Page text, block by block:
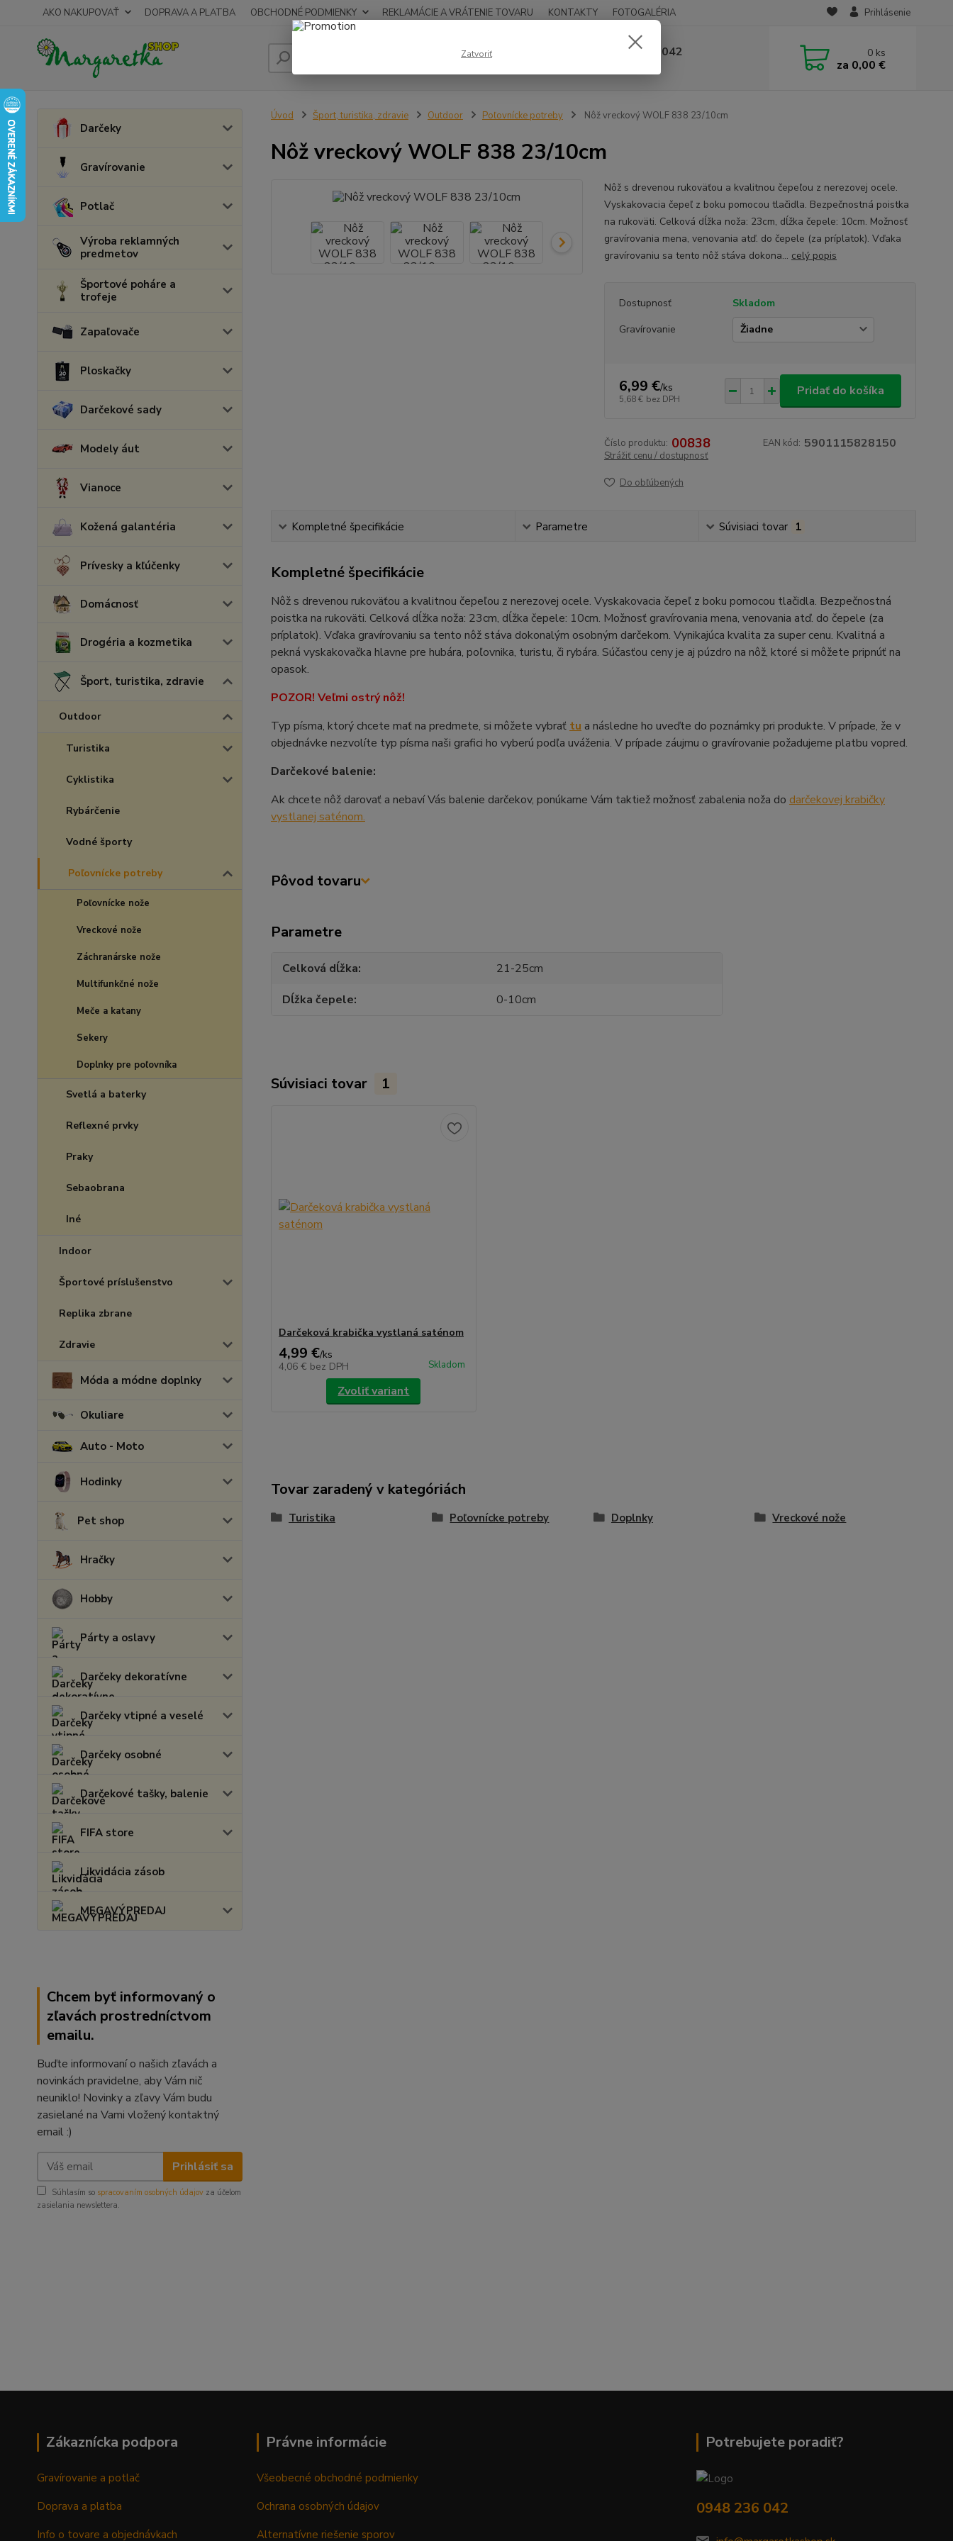
AKO NAKUPOVAŤ DOPRAVA A PLATBA OBCHODNÉ PODMIENKY REKLAMÁCIE A VRÁTENIE TOVARU KONTAKTY FOTOGALÉRIA Prihlásenie
Hľadať 0948 236 042 0 ks
za 0,00 €
Darčeky
Gravírovanie
Potlač
Výroba reklamných
predmetov
Športové poháre a
trofeje
Zapaľovače
Ploskačky
Darčekové sady
Modely áut
Vianoce
Kožená galantéria
Prívesky a kľúčenky
Domácnosť
Drogéria a kozmetika
Šport, turistika, zdravie
Outdoor
Turistika
Cyklistika
Rybárčenie
Vodné športy
Poľovnícke potreby
Poľovnícke nože
Vreckové nože
Záchranárske nože
Multifunkčné nože
Meče a katany
Sekery
Doplnky pre poľovníka
Svetlá a baterky
Reflexné prvky
Praky
Sebaobrana
Iné
Indoor
Športové príslušenstvo
Replika zbrane
Zdravie
Móda a módne doplnky
Okuliare
Auto - Moto
Hodinky
Pet shop
Hračky
Hobby
Párty a oslavy
Darčeky dekoratívne
Darčeky vtipné a veselé
Darčeky osobné
Darčekové tašky, balenie
FIFA store
Likvidácia zásob
MEGAVÝPREDAJ
Chcem byť informovaný o
zľavách prostredníctvom
emailu.
Buďte informovaní o našich zľavách a
novinkách pravidelne, aby Vám nič
neuniklo! Novinky a zľavy Vám budu
zasielané na Vami vložený kontaktný
email :)
Prihlásiť sa
Súhlasím so spracovaním osobných údajov za účelom
zasielania newslettera.
Úvod Šport, turistika, zdravie Outdoor Poľovnícke potreby Nôž vreckový WOLF 838 23/10cm
Nôž vreckový WOLF 838 23/10cm
Nôž s drevenou rukoväťou a kvalitnou čepeľou z nerezovej ocele.
Vyskakovacia čepeľ z boku pomocou tlačidla. Bezpečnostná poistka
na rukoväti. Celková dĺžka noža: 23cm, dĺžka čepele: 10cm. Možnosť
gravírovania mena, venovania atď. do čepele (za príplatok). Vďaka
gravírovaniu sa tento nôž stáva dokona... celý popis
Dostupnosť
Skladom
Gravírovanie
6,99 €/ks
5,68 € bez DPH
Pridať do košíka
Číslo produktu: 00838 EAN kód: 5901115828150
Strážiť cenu / dostupnosť
Do obľúbených
Kompletné špecifikácie Parametre Súvisiaci tovar 1
Kompletné špecifikácie
Nôž s drevenou rukoväťou a kvalitnou čepeľou z nerezovej ocele. Vyskakovacia čepeľ z boku pomocou tlačidla. Bezpečnostná
poistka na rukoväti. Celková dĺžka noža: 23cm, dĺžka čepele: 10cm. Možnosť gravírovania mena, venovania atď. do čepele (za
príplatok). Vďaka gravírovaniu sa tento nôž stáva dokonalým osobným darčekom. Vynikajúca kvalita za super cenu. Kvalitná a
pekná vyskakovačka hlavne pre hubára, poľovnika, turistu, či rybára. Súčasťou ceny je aj púzdro na nôž, ktoré si môžete pripnúť na
opasok.
POZOR! Veľmi ostrý nôž!
Typ písma, ktorý chcete mať na predmete, si môžete vybrať tu a následne ho uveďte do poznámky pri produkte. V prípade, že v
objednávke nezvolíte typ písma naši grafici ho vyberú podľa uváženia. V prípade záujmu o gravírovanie požadujeme platbu vopred.
Darčekové balenie:
Ak chcete nôž darovať a nebaví Vás balenie darčekov, ponúkame Vám taktiež možnosť zabalenia noža do darčekovej krabičky
vystlanej saténom.
Pôvod tovaru
Parametre
Celková dĺžka
21-25cm
Dĺžka čepele
0-10cm
Súvisiaci tovar 1
Darčeková krabička vystlaná saténom
4,99 €/ks
4,06 € bez DPH Skladom
Zvoliť variant
Tovar zaradený v kategóriách
Turistika Poľovnícke potreby Doplnky Vreckové nože
Zákaznícka podpora
Gravírovanie a potlač
Doprava a platba
Info o tovare a objednávkach
Právne informácie
Všeobecné obchodné podmienky
Ochrana osobných údajov
Alternatívne riešenie sporov
Potrebujete poradiť?
0948 236 042
Zatvoriť